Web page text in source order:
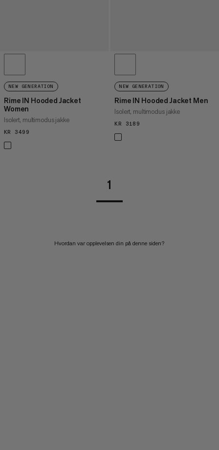
NEW GENERATION
Rime IN Hooded Jacket
Women
Isolert, multimodus jakke
KR 3499
NEW GENERATION
Rime IN Hooded Jacket Men
Isolert, multimodus jakke
KR 3189
1
Hvordan var opplevelsen din på denne siden?